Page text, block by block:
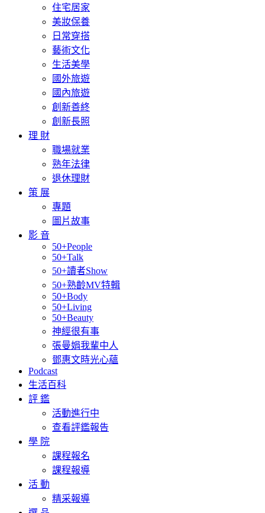
住宅居家
美妝保養
日常穿搭
藝術文化
生活美學
國外旅遊
國內旅遊
創新善終
創新長照
理 財
職場就業
熟年法律
退休理財
策 展
專題
圖片故事
影 音
50+People
50+Talk
50+讀者Show
50+熟齡MV特輯
50+Body
50+Living
50+Beauty
神經很有事
張曼娟我輩中人
鄧惠文時光心蘊
Podcast
生活百科
評 鑑
活動進行中
查看評鑑報告
學 院
課程報名
課程報導
活 動
精采報導